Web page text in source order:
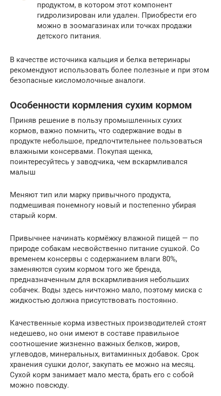
продуктом, в котором этот компонент
гидролизирован или удален. Приобрести его
можно в зоомагазинах или точках продажи
детского питания.
В качестве источника кальция и белка ветеринары
рекомендуют использовать более полезные и при этом
безопасные кисломолочные аналоги.
Особенности кормления сухим кормом
Приняв решение в пользу промышленных сухих
кормов, важно помнить, что содержание воды в
продукте небольшое, предпочтительнее пользоваться
влажными консервами. Покупая щенка,
поинтересуйтесь у заводчика, чем вскармливался
малыш
Меняют тип или марку привычного продукта,
подмешивая понемногу новый и постепенно убирая
старый корм.
Привычнее начинать кормёжку влажной пищей — по
природе собакам несвойственно питание сушкой. Со
временем консервы с содержанием влаги 80%,
заменяются сухим кормом того же бренда,
предназначенным для вскармливания небольших
собачек. Воды здесь ничтожно мало, поэтому миска с
жидкостью должна присутствовать постоянно.
Качественные корма известных производителей стоят
недешево, но они имеют в составе правильное
соотношение жизненно важных белков, жиров,
углеводов, минеральных, витаминных добавок. Срок
хранения сушки долог, закупать ее можно на месяц.
Сухой корм занимает мало места, брать его с собой
можно повсюду.